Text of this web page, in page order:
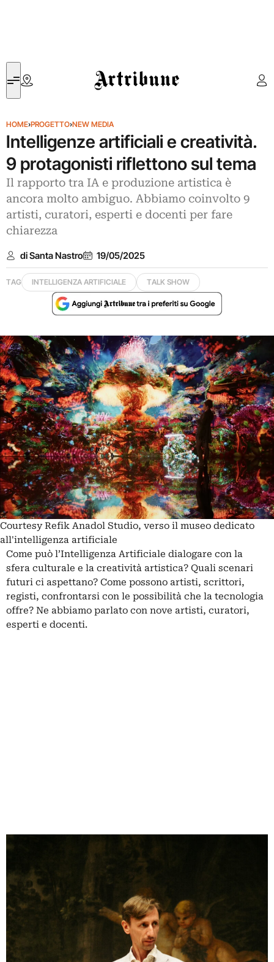
Artribune
HOME›PROGETTO›NEW MEDIA
Intelligenze artificiali e creatività.
9 protagonisti riflettono sul tema
Il rapporto tra IA e produzione artistica è
ancora molto ambiguo. Abbiamo coinvolto 9
artisti, curatori, esperti e docenti per fare
chiarezza
di Santa Nastro 19/05/2025
TAG INTELLIGENZA ARTIFICIALE TALK SHOW
Courtesy Refik Anadol Studio, verso il museo dedicato
all'intelligenza artificiale
Come può l’Intelligenza Artificiale dialogare con la
sfera culturale e la creatività artistica? Quali scenari
futuri ci aspettano? Come possono artisti, scrittori,
registi, confrontarsi con le possibilità che la tecnologia
offre? Ne abbiamo parlato con nove artisti, curatori,
esperti e docenti.